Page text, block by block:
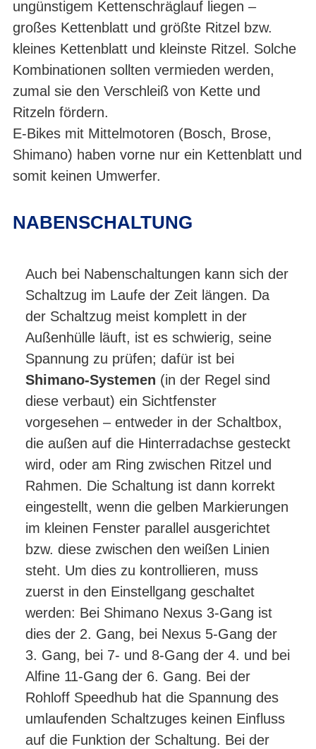
ungünstigem Kettenschräglauf liegen –
großes Kettenblatt und größte Ritzel bzw.
kleines Kettenblatt und kleinste Ritzel. Solche
Kombinationen sollten vermieden werden,
zumal sie den Verschleiß von Kette und
Ritzeln fördern.
E-Bikes mit Mittelmotoren (Bosch, Brose,
Shimano) haben vorne nur ein Kettenblatt und
somit keinen Umwerfer.
NABENSCHALTUNG
Auch bei Nabenschaltungen kann sich der
Schaltzug im Laufe der Zeit längen. Da
der Schaltzug meist komplett in der
Außenhülle läuft, ist es schwierig, seine
Spannung zu prüfen; dafür ist bei
Shimano-Systemen (in der Regel sind
diese verbaut) ein Sichtfenster
vorgesehen – entweder in der Schaltbox,
die außen auf die Hinterradachse gesteckt
wird, oder am Ring zwischen Ritzel und
Rahmen. Die Schaltung ist dann korrekt
eingestellt, wenn die gelben Markierungen
im kleinen Fenster parallel ausgerichtet
bzw. diese zwischen den weißen Linien
steht. Um dies zu kontrollieren, muss
zuerst in den Einstellgang geschaltet
werden: Bei Shimano Nexus 3-Gang ist
dies der 2. Gang, bei Nexus 5-Gang der
3. Gang, bei 7- und 8-Gang der 4. und bei
Alfine 11-Gang der 6. Gang. Bei der
Rohloff Speedhub hat die Spannung des
umlaufenden Schaltzuges keinen Einfluss
auf die Funktion der Schaltung. Bei der